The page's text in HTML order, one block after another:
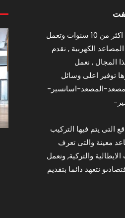
هى شركة مصرية تأسست منذ اكثر من 10 سنوات وتعمل
الكهربية , نقدم
المجال , نعمل
توفير اعلى وسائل
مصعد-المصعد-اسانسير-
التى يتم فيها التركيب
معينة والتى تعرف
والتركية, ونعمل
نتعهد دائما بتقديم